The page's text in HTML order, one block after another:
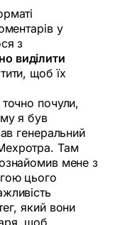
у
з
виділити
щоб їх
почули,
я був
генеральний
Там
мене з
цього
який вони